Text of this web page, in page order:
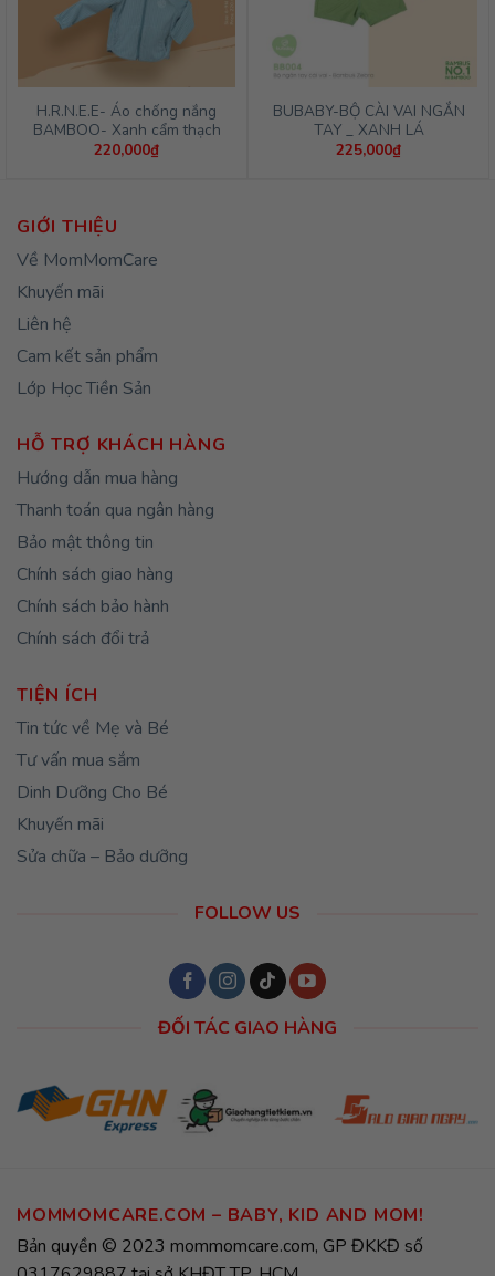
H.R.N.E.E- Áo chống nắng
BAMBOO- Xanh cẩm thạch
220,000₫
BUBABY-BỘ CÀI VAI NGẮN
TAY _ XANH LÁ
225,000₫
GIỚI THIỆU
Về MomMomCare
Khuyến mãi
Liên hệ
Cam kết sản phẩm
Lớp Học Tiền Sản
HỖ TRỢ KHÁCH HÀNG
Hướng dẫn mua hàng
Thanh toán qua ngân hàng
Bảo mật thông tin
Chính sách giao hàng
Chính sách bảo hành
Chính sách đổi trả
TIỆN ÍCH
Tin tức về Mẹ và Bé
Tư vấn mua sắm
Dinh Dưỡng Cho Bé
Khuyến mãi
Sửa chữa – Bảo dưỡng
FOLLOW US
ĐỐI TÁC GIAO HÀNG
MOMMOMCARE.COM – BABY, KID AND MOM!
Bản quyền © 2023 mommomcare.com, GP ĐKKĐ số